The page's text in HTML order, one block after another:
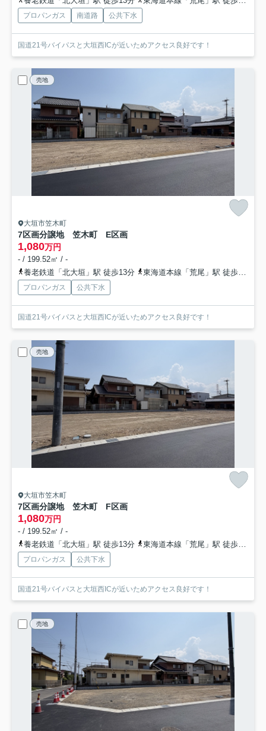
プロパンガス 南道路 公共下水
国道21号バイパスと大垣西ICが近いためアクセス良好です！
売地
大垣市笠木町
7区画分譲地 笠木町 E区画
1,080万円
- / 199.52㎡ / -
養老鉄道「北大垣」駅 徒歩13分
東海道本線「荒尾」駅 徒歩21分
プロパンガス 公共下水
国道21号バイパスと大垣西ICが近いためアクセス良好です！
売地
大垣市笠木町
7区画分譲地 笠木町 F区画
1,080万円
- / 199.52㎡ / -
養老鉄道「北大垣」駅 徒歩13分
東海道本線「荒尾」駅 徒歩21分
プロパンガス 公共下水
国道21号バイパスと大垣西ICが近いためアクセス良好です！
売地